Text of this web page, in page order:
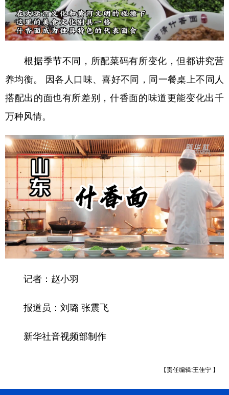
根据季节不同，所配菜码有所变化，但都讲究营
养均衡。 因各人口味、喜好不同，同一餐桌上不同人
搭配出的面也有所差别，什香面的味道更能变化出千
万种风情。
记者：赵小羽
报道员：刘璐 张震飞
新华社音视频部制作
【责任编辑:王佳宁 】